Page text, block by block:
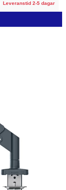
Leveranstid 2-5 dagar